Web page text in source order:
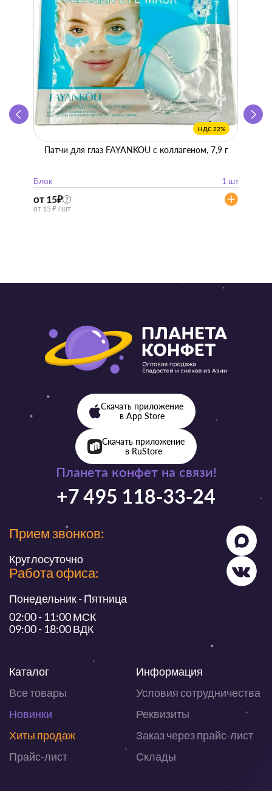
НДС 22%
Патчи для глаз FAYANKOU с коллагеном, 7,9 г
Блок 1 шт
от 15₽ ?
от 15 ₽ / шт
Планета конфет на связи!
+7 495 118-33-24
Прием звонков:
Круглосуточно
Работа офиса:
Понедельник - Пятница
02:00 - 11:00 МСК
09:00 - 18:00 ВДК
Каталог
Все товары
Новинки
Хиты продаж
Прайс-лист
Информация
Условия сотрудничества
Реквизиты
Заказ через прайс-лист
Склады
Скачать приложение
в App Store
Скачать приложение
в RuStore